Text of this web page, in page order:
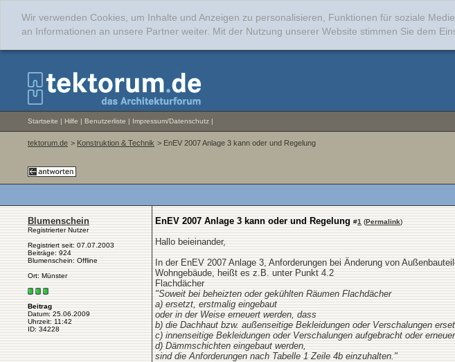
Wir verwenden Cookies, um Inhalte und Anzeigen zu personalisieren, Funktionen für soziale
an Informationen an unsere Partner weiter. Mit der Nutzung unserer Website stimmen Sie dem
Startseite | Hilfe | Benutzerliste | Impressum/Datenschutz |
tektorum.de > Konstruktion & Technik > EnEV 2007 Anlage 3 kann oder und Regelung
Blumenschein
Registrierter Nutzer
Registriert seit: 07.07.2003
Beiträge: 924
Blumenschein: Offline
Ort: Münster
Beitrag
Datum: 25.06.2009
Uhrzeit: 11:42
ID: 34228
EnEV 2007 Anlage 3 kann oder und Regelung #1 (Permalink)
Hallo beieinander,
In der EnEV 2007 Anlage 3, Anforderungen bei Änderung von
Wohngebäude, heißt es z.B. unter Punkt 4.2
Flachdächer
"Soweit bei beheizten oder gekühlten Räumen Flachdächer
a) ersetzt, erstmalig eingebaut
oder in der Weise erneuert werden, dass
b) die Dachhaut bzw. außenseitige Bekleidungen oder Verschalungen
c) innenseitige Bekleidungen oder Verschalungen aufgebracht oder
d) Dämmschichten eingebaut werden,
sind die Anforderungen nach Tabelle 1 Zeile 4b einzuhalten."